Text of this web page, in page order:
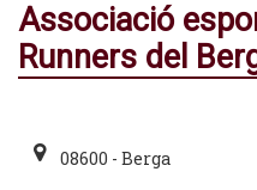
Associació
Runners del
08600 - Berga